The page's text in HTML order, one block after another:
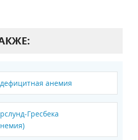
анемия
Гресбека